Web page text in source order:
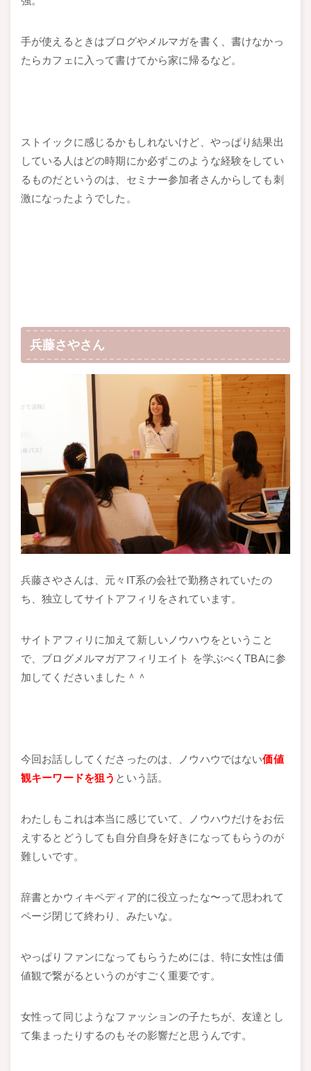
手が使えるときはブログやメルマガを書く、書けなかっ
たらカフェに入って書けてから家に帰るなど。
ストイックに感じるかもしれないけど、やっぱり結果出
している人はどの時期にか必ずこのような経験をしてい
るものだというのは、セミナー参加者さんからしても刺
激になったようでした。
兵藤さやさん
兵藤さやさんは、元々IT系の会社で勤務されていたの
ち、独立してサイトアフィリをされています。
サイトアフィリに加えて新しいノウハウをということ
で、ブログメルマガアフィリエイト を学ぶべくTBAに参
加してくださいました＾＾
今回お話ししてくださったのは、ノウハウではない価値
観キーワードを狙う という話。
わたしもこれは本当に感じていて、ノウハウだけをお伝
えするとどうしても自分自身を好きになってもらうのが
難しいです。
辞書とかウィキペディア的に役立ったな〜って思われて
ページ閉じて終わり、みたいな。
やっぱりファンになってもらうためには、特に女性は価
値観で繋がるというのがすごく重要です。
女性って同じようなファッションの子たちが、友達とし
て集まったりするのもその影響だと思うんです。